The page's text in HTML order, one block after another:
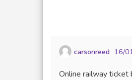
carsonreed 16/
Online railway ticket